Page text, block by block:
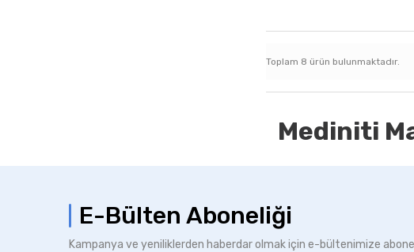
Toplam 8 ürün bulunmaktadır.
Mediniti
E-Bülten Aboneliği
Kampanya ve yeniliklerden haberdar olmak için e-bültenimize